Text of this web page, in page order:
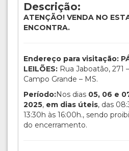
Descrição:
ATENÇÃO! VENDA NO
ENCONTRA.
Endereço para visitação:
LEILÕES: Rua Jaboatão, 271
Campo Grande – MS.
Período:Nos dias 05, 06 e
2025, em dias úteis, das
13:30h às 16:00h., sendo
do encerramento.